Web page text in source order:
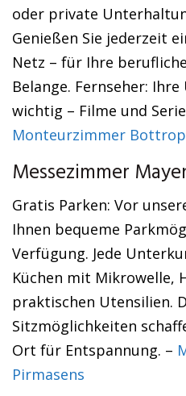
oder private
Genießen Sie jederzeit
Netz – für Ihre
Belange. Fernseher:
wichtig – Filme und
Monteurzimmer Bottrop
Messezimmer
Gratis Parken: Vor
Ihnen bequeme
Verfügung. Jede
Küchen mit Mikrowelle,
praktischen Utensilien.
Sitzmöglichkeiten
Ort für Entspannung. –
Pirmasens